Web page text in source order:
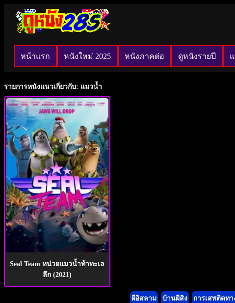
หน้าแรก หนังใหม่ 2025 หนังภาคต่อ ดูหนังรายปี
รายการหนังแนวเกี่ยวกับ: แมวน้ำ
Seal Team หน่วยแมวน้ำท้าทะเล
ลึก (2021)
ผีอิสลาม บ้านผีสิง การเสพติดทา